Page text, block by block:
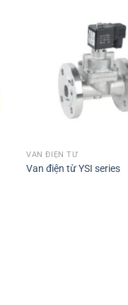
VAN ĐIỆN TỪ
Van điện từ YSI series